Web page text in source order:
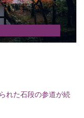
れた石段の参道が続